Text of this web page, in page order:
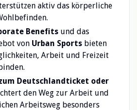
aktiv das körperliche
Benefitsund das
von Urban Sportsbieten
Arbeit und Freizeit
Deutschlandticket oder
den Weg zur Arbeit und
Arbeitsweg besonders